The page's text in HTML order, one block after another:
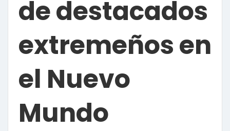
de destacados
extremeños en
el Nuevo
Mundo